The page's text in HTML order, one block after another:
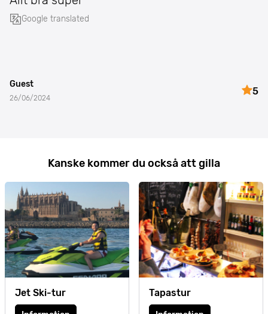
Google translated
Guest
26/06/2024
5
Kanske kommer du också att gilla
Jet Ski-tur Tapastur